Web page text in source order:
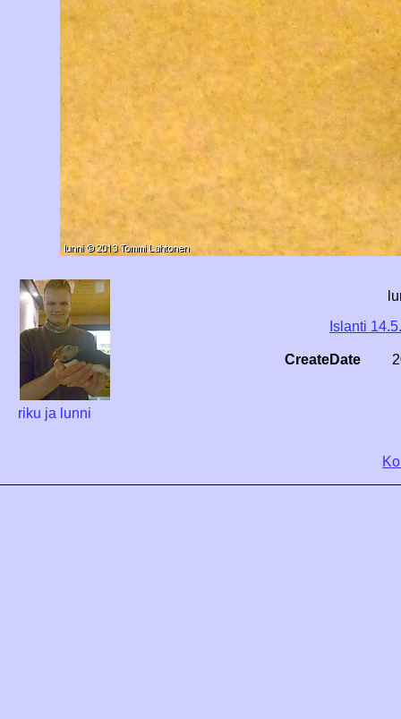
riku ja lunni
Islanti
CreateDate